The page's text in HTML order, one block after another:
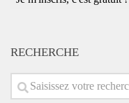
RECHERCHE